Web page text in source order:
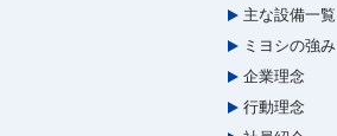
主な設備一覧
ミヨシの強み
企業理念
行動理念